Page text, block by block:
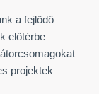
a fejlődő
előtérbe
projektek